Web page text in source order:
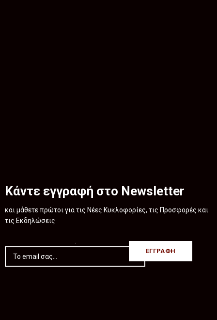
Κάντε εγγραφή στο Newsletter
και μάθετε πρώτοι για τις Νέες Κυκλοφορίες, τις Προσφορές και
τις Εκδηλώσεις